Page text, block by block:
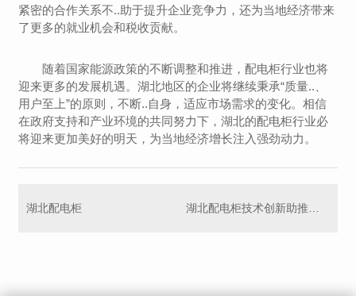
紧密的合作关系不..助于提升企业竞争力，还为当地经济带来
了更多的就业机会和税收贡献。
随着国家能源政策的不断调整和推进，配电柜行业也将
迎来更多的发展机遇。湖北地区的企业将继续秉承“质量..、
用户至上”的原则，不断..自身，适应市场需求的变化。相信
在政府支持和产业环境的共同努力下，湖北的配电柜行业必
将迎来更加美好的明天，为当地经济增长注入强劲动力。
湖北配电柜